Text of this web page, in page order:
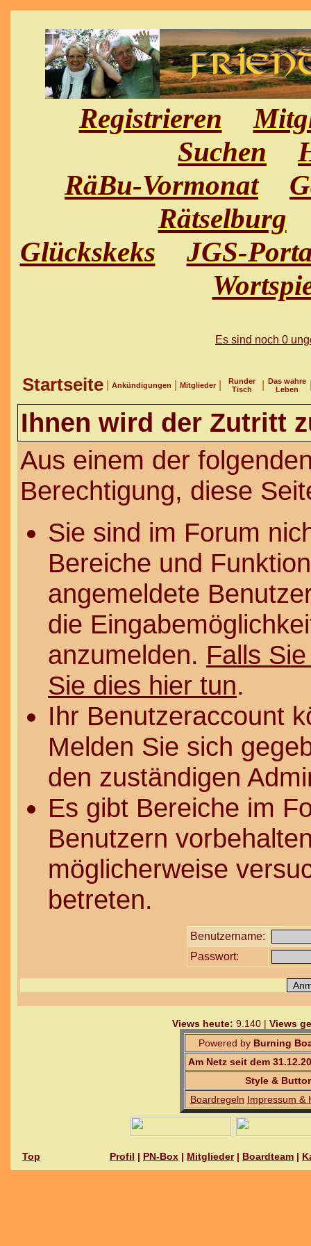
Registrieren
Suchen
RäBu-Vormonat
Rätselburg
Glückskeks
JGS-
Es sind noch 0
Startseite Ankündigungen Mitglieder
Runder
Tisch
Das wahre
Leben
Ihnen wird der Zutritt
Aus einem der
Berechtigung, diese
Sie sind im Forum
Bereiche und
angemeldete
die
anzumelden. Falls
Sie dies hier tun.
Ihr Benutzeraccount
Melden Sie sich
den zuständigen
Es gibt Bereiche im
Benutzern
möglicherweise
betreten.
Benutzername:
Passwort:
Views heute: 9.140 | Views
Powered by Burning
Am Netz seit dem
Style &
Boardregeln Impressum &
Top Profil | PN-Box | Mitglieder| Boardteam |